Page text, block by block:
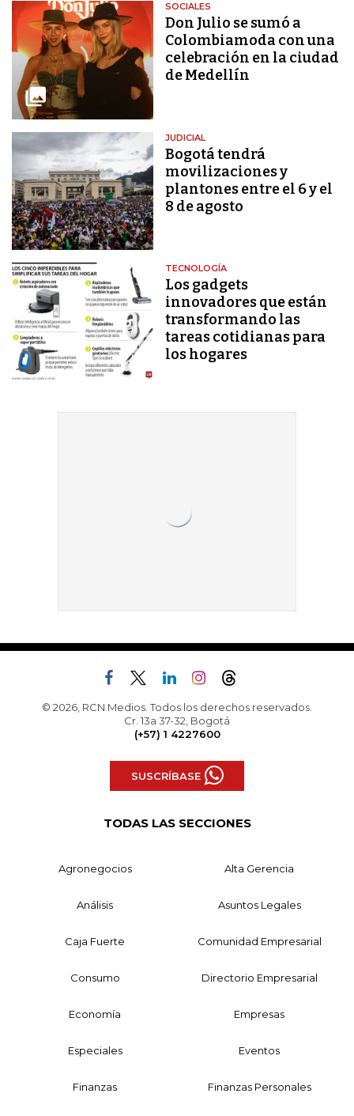
SOCIALES
Don Julio se sumó a
Colombiamoda con una
celebración en la ciudad
de Medellín
JUDICIAL
Bogotá tendrá
movilizaciones y
plantones entre el 6 y el
8 de agosto
TECNOLOGÍA
Los gadgets
innovadores que están
transformando las
tareas cotidianas para
los hogares
© 2026, RCN Medios. Todos los derechos reservados.
Cr. 13a 37-32, Bogotá
(+57) 1 4227600
SUSCRÍBASE
TODAS LAS SECCIONES
Agronegocios Alta Gerencia
Análisis Asuntos Legales
Caja Fuerte Comunidad Empresarial
Consumo Directorio Empresarial
Economía Empresas
Especiales Eventos
Finanzas Finanzas Personales